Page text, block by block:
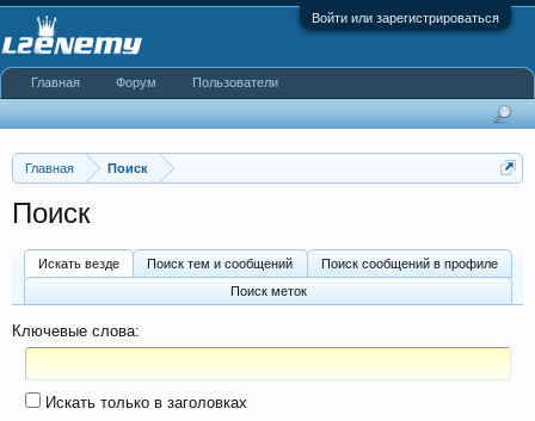
Войти или зарегистрироваться
Главная Поиск
Поиск
Искать везде Поиск тем и сообщений
Поиск сообщений в профиле
Поиск меток
Ключевые слова:
Искать только в заголовках
Главная Форум Пользователи